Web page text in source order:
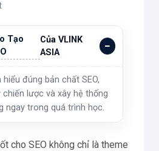
Tạo
Của VLINK
ASIA
hiểu đúng bản chất SEO,
chiến lược và xây hệ thống
ngay trong quá trình học.
cho SEO không chỉ là theme